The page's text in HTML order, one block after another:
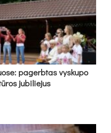
pa­gerb­tas vys­ku­po
ju­bi­lie­jus